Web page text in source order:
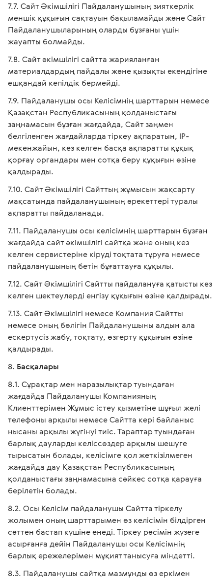
Сайт Әкімшілігі Пайдаланушының зияткерлік
меншік құқығын сақтауын бақыламайды және Сайт
Пайдаланушыларының оларды бұзғаны үшін
жауапты болмайды.
Сайт әкімшілігі сайтта жарияланған
материалдардың пайдалы және қызықты екендігіне
ешқандай кепілдік бермейді.
Пайдаланушы осы Келісімнің шарттарын немесе
Қазақстан Республикасының қолданыстағы
заңнамасын бұзған жағдайда, Сайт заңмен
белгіленген жағдайларда тіркеу ақпаратын, IP-
мекенжайын, кез келген басқа ақпаратты құқық
қорғау органдары мен сотқа беру құқығын өзіне
қалдырады.
Сайт Әкімшілігі Сайттың жұмысын жақсарту
мақсатында пайдаланушының әрекеттері туралы
ақпаратты пайдаланады.
Пайдаланушы осы келісімнің шарттарын бұзған
жағдайда сайт әкімшілігі сайтқа және оның кез
келген сервистеріне кіруді тоқтата тұруға немесе
пайдаланушының бетін бұғаттауға құқылы.
Сайт Әкімшілігі Сайтты пайдалануға қатысты кез
келген шектеулерді енгізу құқығын өзіне қалдырады.
Сайт Әкімшілігі немесе Компания Сайтты
немесе оның бөлігін Пайдаланушыны алдын ала
ескертусіз жабу, тоқтату, өзгерту құқығын өзіне
қалдырады.
Басқалары
Сұрақтар мен наразылықтар туындаған
жағдайда Пайдаланушы Компанияның
Клиенттерімен Жұмыс істеу қызметіне шұғыл желі
телефоны арқылы немесе Сайтта кері байланыс
нысаны арқылы жүгінуі тиіс. Тараптар туындаған
барлық дауларды келіссөздер арқылы шешуге
тырысатын болады, келісімге қол жеткізілмеген
жағдайда дау Қазақстан Республикасының
қолданыстағы заңнамасына сәйкес сотқа қарауға
берілетін болады.
Осы Келісім пайдаланушы Сайтта тіркелу
жолымен оның шарттарымен өз келісімін білдірген
сәттен бастап күшіне енеді. Тіркеу рәсімін жүзеге
асырғанға дейін Пайдаланушы осы Келісімнің
барлық ережелерімен мұқият танысуға міндетті.
Пайдаланушы сайтқа мазмұнды өз еркімен